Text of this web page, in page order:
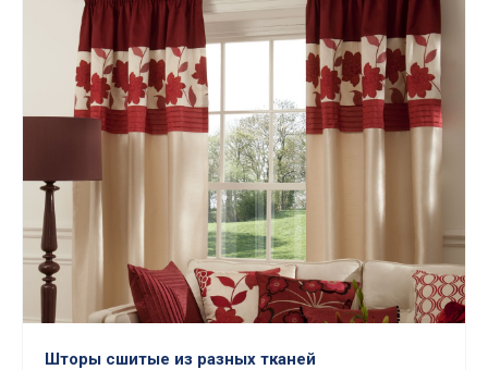
Шторы сшитые из разных тканей